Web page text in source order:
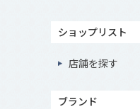
ショップリスト
店舗を探す
ブランド